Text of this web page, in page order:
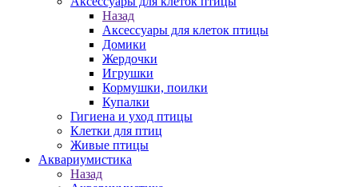
Назад
Аксессуары для клеток птицы
Домики
Жердочки
Игрушки
Кормушки, поилки
Купалки
Гигиена и уход птицы
Клетки для птиц
Живые птицы
Аквариумистика
Назад